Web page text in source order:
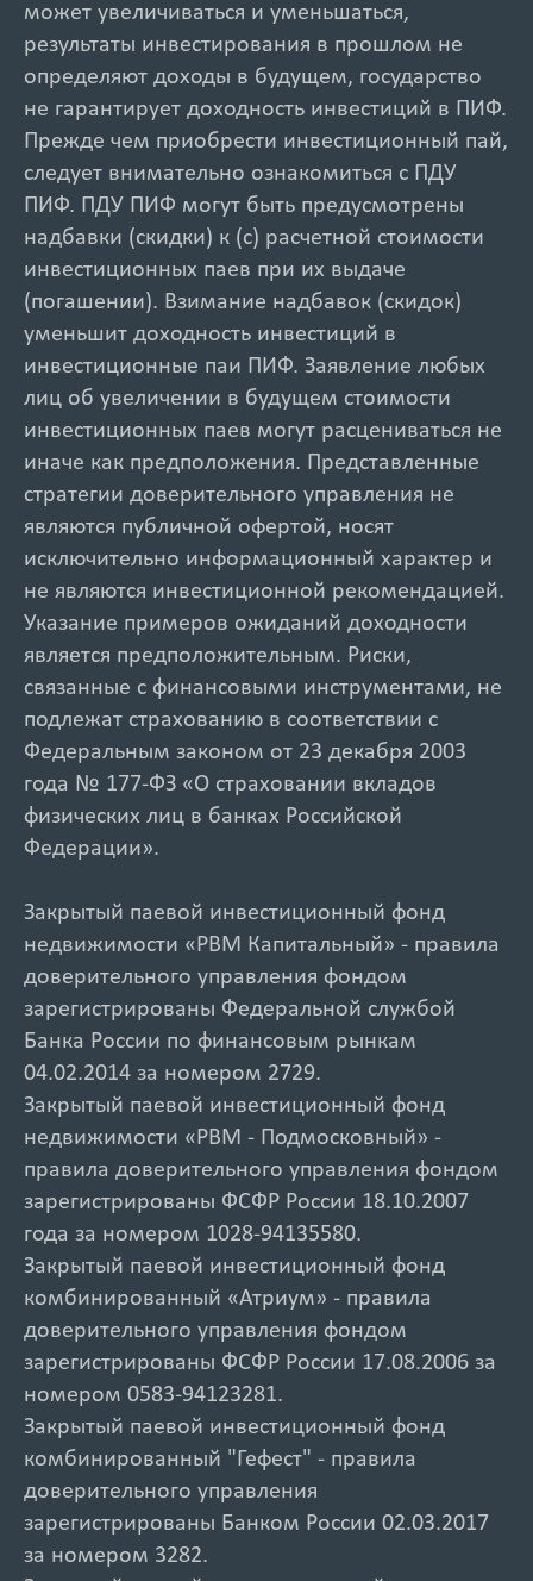
может увеличиваться и уменьшаться,
результаты инвестирования в прошлом не
определяют доходы в будущем, государство
не гарантирует доходность инвестиций в ПИФ.
Прежде чем приобрести инвестиционный пай,
следует внимательно ознакомиться с ПДУ
ПИФ. ПДУ ПИФ могут быть предусмотрены
надбавки (скидки) к (с) расчетной стоимости
инвестиционных паев при их выдаче
(погашении). Взимание надбавок (скидок)
уменьшит доходность инвестиций в
инвестиционные паи ПИФ. Заявление любых
лиц об увеличении в будущем стоимости
инвестиционных паев могут расцениваться не
иначе как предположения. Представленные
стратегии доверительного управления не
являются публичной офертой, носят
исключительно информационный характер и
не являются инвестиционной рекомендацией.
Указание примеров ожиданий доходности
является предположительным. Риски,
связанные с финансовыми инструментами, не
подлежат страхованию в соответствии с
Федеральным законом от 23 декабря 2003
года № 177-ФЗ «О страховании вкладов
физических лиц в банках Российской
Федерации».
Закрытый паевой инвестиционный фонд
недвижимости «РВМ Капитальный» - правила
доверительного управления фондом
зарегистрированы Федеральной службой
Банка России по финансовым рынкам
04.02.2014 за номером 2729.
Закрытый паевой инвестиционный фонд
недвижимости «РВМ - Подмосковный» -
правила доверительного управления фондом
зарегистрированы ФСФР России 18.10.2007
года за номером 1028-94135580.
Закрытый паевой инвестиционный фонд
комбинированный «Атриум» - правила
доверительного управления фондом
зарегистрированы ФСФР России 17.08.2006 за
номером 0583-94123281.
Закрытый паевой инвестиционный фонд
комбинированный "Гефест" - правила
доверительного управления
зарегистрированы Банком России 02.03.2017
за номером 3282.